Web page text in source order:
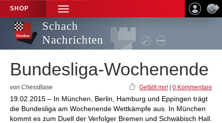
SHOP
TOGGLE
NAVIGATION
Schach
Nachrichten
Bundesliga-Wochenende
von ChessBase Gefällt mir! 0 Kommentare
19.02.2015 – In München, Berlin, Hamburg und Eppingen trägt
die Bundesliga am Wochenende Wettkämpfe aus. In München
kommt es zum Duell der Verfolger Bremen und Schwäbisch Hall.